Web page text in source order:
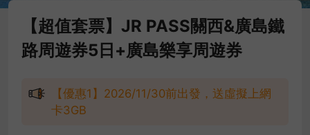
【超值套票】JR PASS關西&廣島鐵
路周遊券5日+廣島樂享周遊券
【優惠1】2026/11/30前出發，送虛擬上網
卡3GB